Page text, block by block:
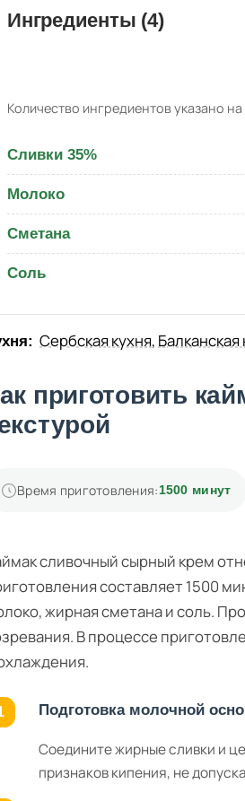
Ингредиенты (4)
Количество ингредиентов указано
Сливки 35%
Молоко
Сметана
Соль
Сербская кухня, Балканская
приготовить
Время приготовления:1500 минут
сливочный сырный крем
составляет 1500
жирная сметана и соль.
В процессе
Подготовка молочной
Соедините жирные сливки и
признаков кипения, не